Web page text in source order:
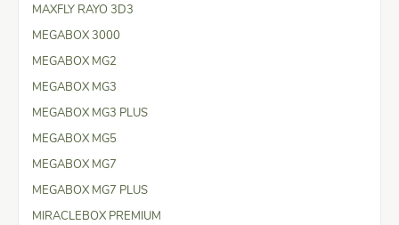
MAXFLY RAYO 3D3
MEGABOX 3000
MEGABOX MG2
MEGABOX MG3
MEGABOX MG3 PLUS
MEGABOX MG5
MEGABOX MG7
MEGABOX MG7 PLUS
MIRACLEBOX PREMIUM